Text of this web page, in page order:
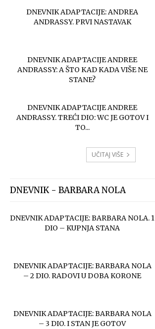
DNEVNIK ADAPTACIJE: ANDREA
ANDRASSY. PRVI NASTAVAK
DNEVNIK ADAPTACIJE ANDREE
ANDRASSY: A ŠTO KAD KADA VIŠE NE
STANE?
DNEVNIK ADAPTACIJE ANDREE
ANDRASSY. TREĆI DIO: WC JE GOTOV I
TO...
UČITAJ VIŠE
DNEVNIK - BARBARA NOLA
DNEVNIK ADAPTACIJE: BARBARA NOLA. 1
DIO – KUPNJA STANA
DNEVNIK ADAPTACIJE: BARBARA NOLA
– 2 DIO. RADOVI U DOBA KORONE
DNEVNIK ADAPTACIJE: BARBARA NOLA
– 3 DIO. I STAN JE GOTOV